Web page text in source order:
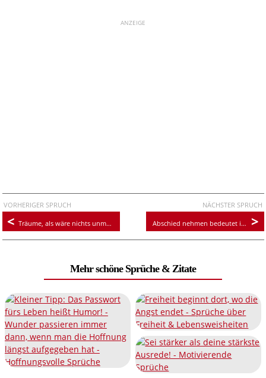
ANZEIGE
VORHERIGER SPRUCH
Träume, als wäre nichts unmöglich!
NÄCHSTER SPRUCH
Abschied nehmen bedeutet immer ein wenig sterben
Mehr schöne Sprüche & Zitate